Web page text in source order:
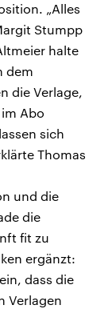
„Alles
Stumpp
halte
dem
die Verlage,
Abo
sich
Thomas
und die
die
fit zu
ergänzt:
dass die
Verlagen